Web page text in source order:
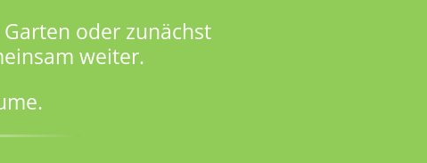
oder zunächst
weiter.